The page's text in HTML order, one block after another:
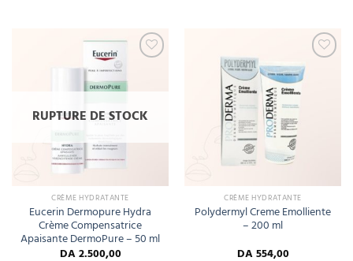
RUPTURE DE STOCK
CRÈME HYDRATANTE
Eucerin Dermopure Hydra
Crème Compensatrice
Apaisante DermoPure – 50 ml
DA2.500,00
CRÈME HYDRATANTE
Polydermyl Creme Emolliente
– 200 ml
DA554,00